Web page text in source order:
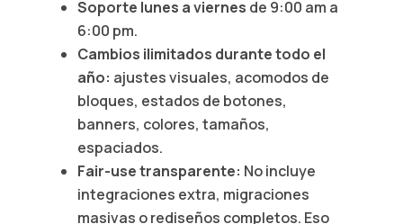
Soporte lunes a viernes de 9:00 am a
6:00 pm.
Cambios ilimitados durante todo el
año: ajustes visuales, acomodos de
bloques, estados de botones,
banners, colores, tamaños,
espaciados.
Fair-use transparente: No incluye
integraciones extra, migraciones
masivas o rediseños completos. Eso